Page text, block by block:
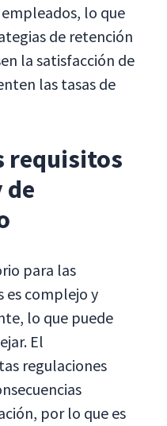
lo que
de retención
la satisfacción de
las tasas de
requisitos
para las
es complejo y
lo que puede
El
regulaciones
por lo que es